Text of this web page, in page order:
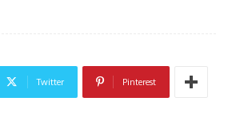
Twitter Pinterest